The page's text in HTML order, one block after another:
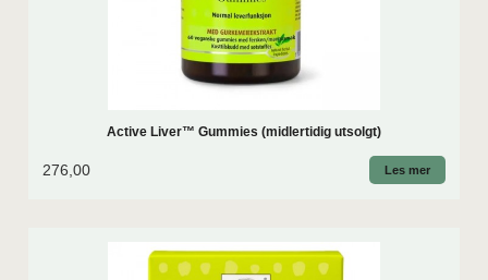
Active Liver™ Gummies (midlertidig utsolgt)
276,00 Les mer